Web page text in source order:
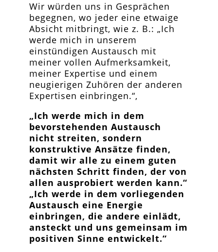
Wir würden uns in Gesprächen
begegnen, wo jeder eine etwaige
Absicht mitbringt, wie z. B.: „Ich
werde mich in unserem
einstündigen Austausch mit
meiner vollen Aufmerksamkeit,
meiner Expertise und einem
neugierigen Zuhören der anderen
Expertisen einbringen.“,
„Ich werde mich in dem
bevorstehenden Austausch
nicht streiten, sondern
konstruktive Ansätze finden,
damit wir alle zu einem guten
nächsten Schritt finden, der von
allen ausprobiert werden kann.“
„Ich werde in dem vorliegenden
Austausch eine Energie
einbringen, die andere einlädt,
ansteckt und uns gemeinsam im
positiven Sinne entwickelt.“